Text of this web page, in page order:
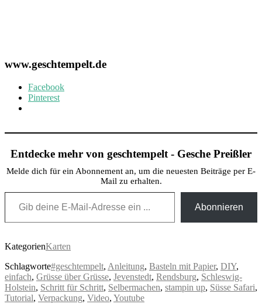
www.geschtempelt.de
Facebook
Pinterest
Entdecke mehr von geschtempelt - Gesche Preißler
Melde dich für ein Abonnement an, um die neuesten Beiträge per E-
Mail zu erhalten.
Gib deine E-Mail-Adresse ein ...
Abonnieren
KategorienKarten
Schlagworte#geschtempelt, Anleitung, Basteln mit Papier, DIY,
einfach, Grüsse über Grüsse, Jevenstedt, Rendsburg, Schleswig-
Holstein, Schritt für Schritt, Selbermachen, stampin up, Süsse Safari,
Tutorial, Verpackung, Video, Youtube